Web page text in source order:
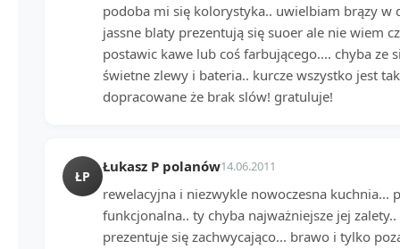
podoba mi się kolorystyka.. uwielbiam brązy w
jassne blaty prezentują się suoer ale nie wiem
postawic kawe lub coś farbującego.... chyba ze
świetne zlewy i bateria.. kurcze wszystko jest
dopracowane że brak slów! gratuluje!
ŁP
Łukasz P polanów14.06.2011
rewelacyjna i niezwykle nowoczesna kuchnia...
funkcjonalna.. ty chyba najważniejsze jej
prezentuje się zachwycająco... brawo i tylko